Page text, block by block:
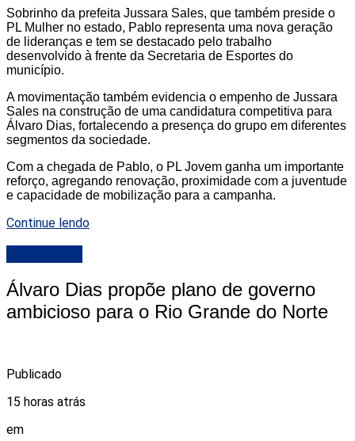
Sobrinho da prefeita Jussara Sales, que também preside o
PL Mulher no estado, Pablo representa uma nova geração
de lideranças e tem se destacado pelo trabalho
desenvolvido à frente da Secretaria de Esportes do
município.
A movimentação também evidencia o empenho de Jussara
Sales na construção de uma candidatura competitiva para
Álvaro Dias, fortalecendo a presença do grupo em diferentes
segmentos da sociedade.
Com a chegada de Pablo, o PL Jovem ganha um importante
reforço, agregando renovação, proximidade com a juventude
e capacidade de mobilização para a campanha.
Continue lendo
Álvaro Dias propõe plano de governo
ambicioso para o Rio Grande do Norte
Publicado
15 horas atrás
em